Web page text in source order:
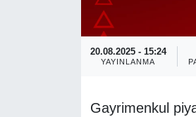
20.08.2025 - 15:24
YAYINLANMA
Gayrimenkul